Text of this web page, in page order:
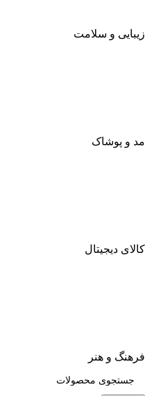
زیبایی و سلامت
مد و پوشاک
کالای دیجیتال
فرهنگ و هنر